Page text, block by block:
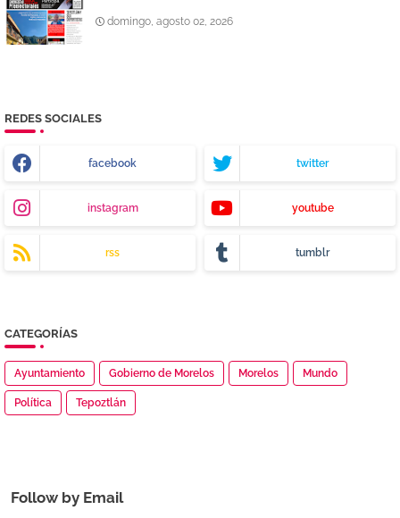
domingo, agosto 02, 2026
REDES SOCIALES
facebook twitter
instagram youtube
rss tumblr
CATEGORÍAS
Ayuntamiento Gobierno de Morelos Morelos Mundo
Política Tepoztlán
Follow by Email